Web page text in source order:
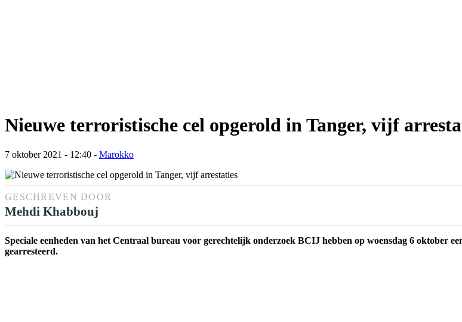
Nieuwe terroristische cel opgerold in Tanger, vijf
7 oktober 2021 - 12:40 - Marokko
GESCHREVEN DOOR
Mehdi Khabbouj
Speciale eenheden van het Centraal bureau voor gerechtelijk onderzoek BCIJ hebben op woensdag 6 oktober
gearresteerd.